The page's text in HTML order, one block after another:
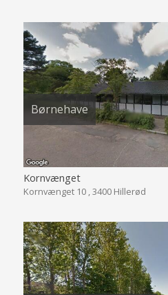
Børnehave
Kornvænget
Kornvænget 10 , 3400 Hillerød